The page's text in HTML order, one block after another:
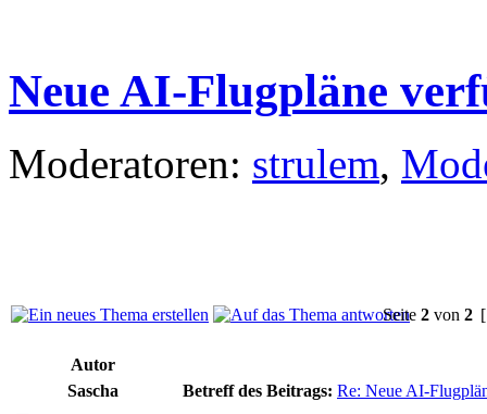
Neue AI-Flugpläne
Moderatoren: strulem,
Seite 2 von 2
Autor
Sascha
Betreff des Beitrags: Re: Neue AI-